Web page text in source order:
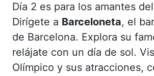
Día 2 es para los amantes
Dirígete a Barceloneta, el
de Barcelona. Explora su
relájate con un día de sol.
Olímpico y sus atracciones,